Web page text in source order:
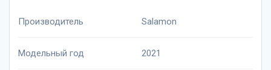
Производитель Salamon
Модельный год 2021